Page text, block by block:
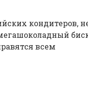
кондитеров,
всем